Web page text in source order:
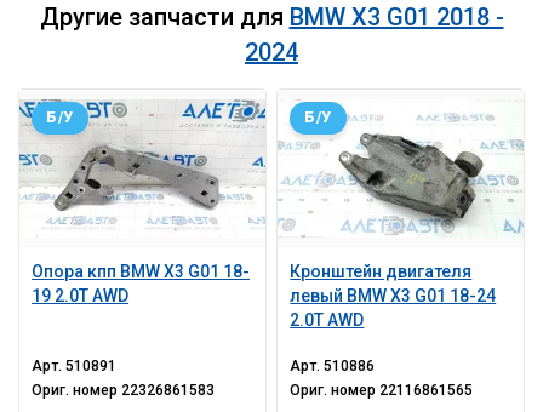
Другие запчасти для BMW X3 G01 2018 -
2024
Опора кпп BMW X3 G01 18-
19 2.0T AWD
Б/У
Арт.510891
Ориг. номер 22326861583
Кронштейн двигателя
левый BMW X3 G01 18-24
2.0T AWD
Б/У
Арт.510886
Ориг. номер 22116861565